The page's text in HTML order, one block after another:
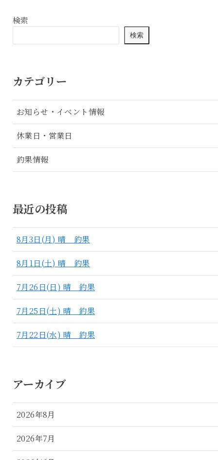
検索
検索
カテゴリー
お知らせ・イベント情報
休業日・営業日
釣果情報
最近の投稿
8月3日(月) 晴 釣果
8月1日(土) 晴 釣果
7月26日(日) 晴 釣果
7月25日(土) 晴 釣果
7月22日(水) 晴 釣果
アーカイブ
2026年8月
2026年7月